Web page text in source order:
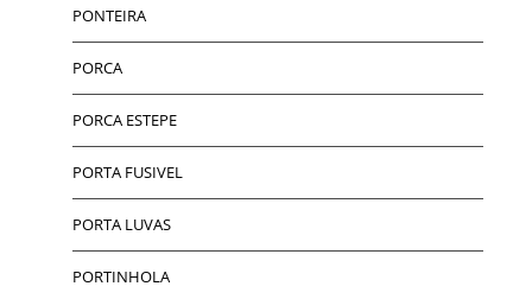
PONTEIRA
PORCA
PORCA ESTEPE
PORTA FUSIVEL
PORTA LUVAS
PORTINHOLA